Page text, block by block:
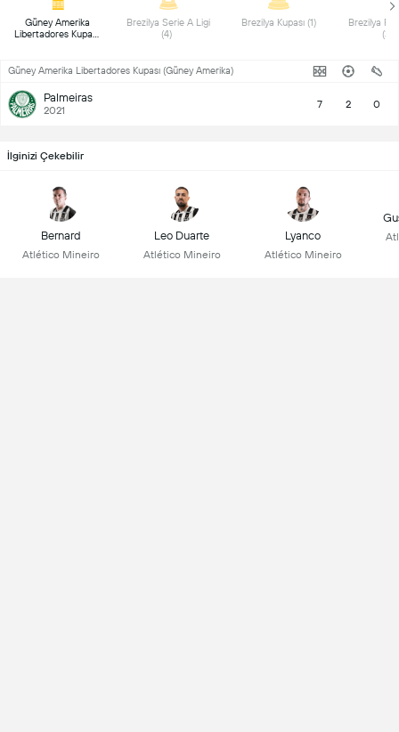
Güney Amerika
Libertadores Kupası
Brezilya Serie A Ligi
Brezilya Kupası (1)
Brezilya
Güney Amerika Libertadores Kupası (Güney Amerika)
Palmeiras
2021 7 2 0
İlginizi Çekebilir
Bernard
Atlético Mineiro
Leo Duarte
Atlético Mineiro
Lyanco
Atlético Mineiro